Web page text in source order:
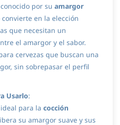
por su amargor
en la elección
que necesitan un
el amargor y el sabor.
cervezas que buscan una
sin sobrepasar el perfil
Usarlo:
para la cocción
su amargor suave y sus